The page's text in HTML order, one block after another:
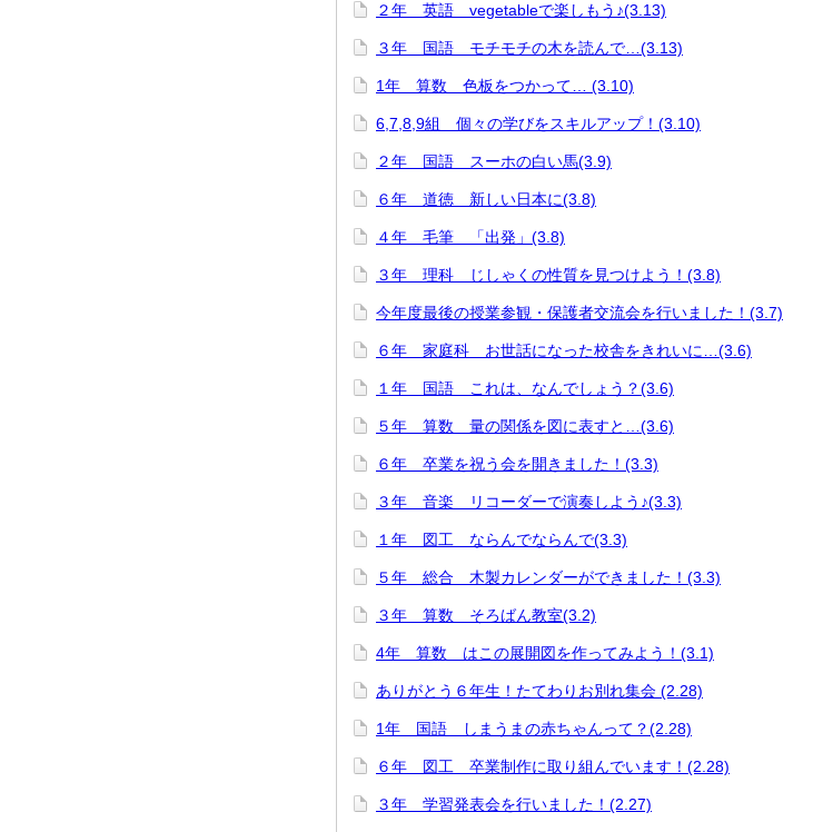
２年 英語 vegetableで楽しもう♪(3.13)
３年 国語 モチモチの木を読んで…(3.13)
1年 算数 色板をつかって… (3.10)
6,7,8,9組 個々の学びをスキルアップ！(3.10)
２年 国語 スーホの白い馬(3.9)
６年 道徳 新しい日本に(3.8)
４年 毛筆 「出発」(3.8)
３年 理科 じしゃくの性質を見つけよう！(3.8)
今年度最後の授業参観・保護者交流会を行いました！(3.7)
６年 家庭科 お世話になった校舎をきれいに…(3.6)
１年 国語 これは、なんでしょう？(3.6)
５年 算数 量の関係を図に表すと…(3.6)
６年 卒業を祝う会を開きました！(3.3)
３年 音楽 リコーダーで演奏しよう♪(3.3)
１年 図工 ならんでならんで(3.3)
５年 総合 木製カレンダーができました！(3.3)
３年 算数 そろばん教室(3.2)
4年 算数 はこの展開図を作ってみよう！(3.1)
ありがとう６年生！たてわりお別れ集会 (2.28)
1年 国語 しまうまの赤ちゃんって？(2.28)
６年 図工 卒業制作に取り組んでいます！(2.28)
３年 学習発表会を行いました！(2.27)